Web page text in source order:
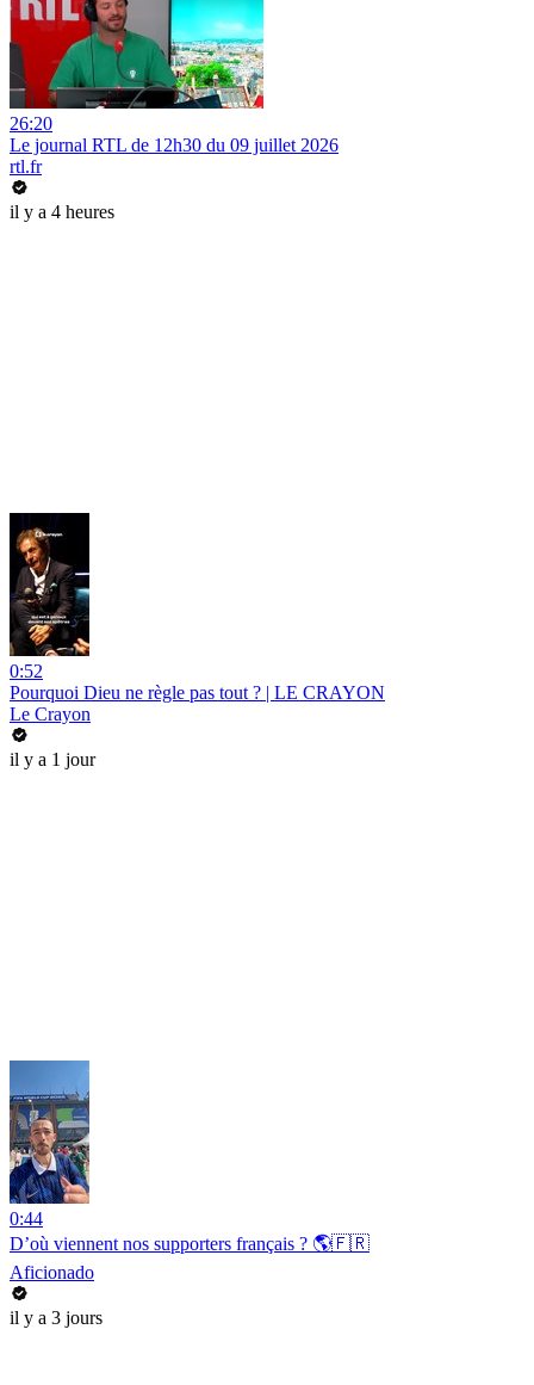
26:20
Le journal RTL de 12h30 du 09 juillet 2026
rtl.fr
il y a 4 heures
0:52
Pourquoi Dieu ne règle pas tout ? | LE CRAYON
Le Crayon
il y a 1 jour
0:44
D’où viennent nos supporters français ? 🌎🇫🇷
Aficionado
il y a 3 jours